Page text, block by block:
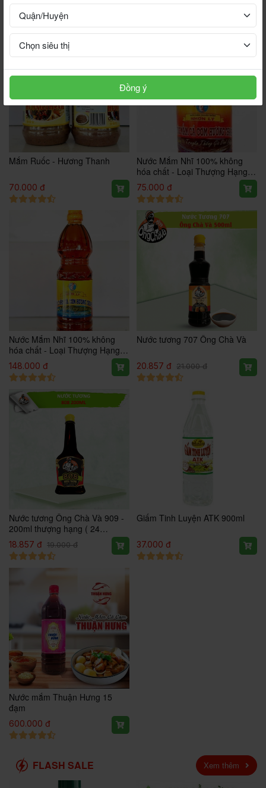
65.000 đ
Mắm Ruốc - Hương Thanh
70.000 đ
Nước Mắm Nhĩ 100% không
hóa chất - Loại Thượng Hạng
450ml
75.000 đ
Nước Mắm Nhĩ 100% không
hóa chất - Loại Thượng Hạng
920ml
148.000 đ
Nước tương 707 Ông Chà Và
20.857 đ 21.000 đ
Nước tương Ông Chà Và 909 -
200ml thượng hạng ( 24
chai/thùng )
18.857 đ 19.000 đ
Giấm Tinh Luyện ATK 900ml
37.000 đ
Nước mắm Thuận Hưng 15
đạm
600.000 đ
FLASH SALE Xem thêm
Đồng ý